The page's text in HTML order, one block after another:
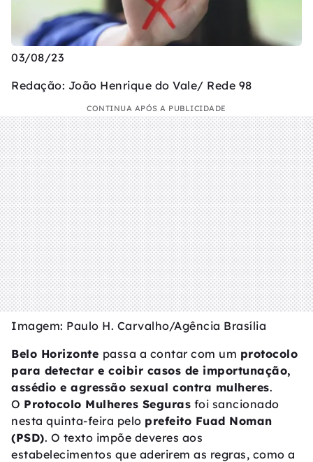
03/08/23
Redação: João Henrique do Vale/ Rede 98
CONTINUA APÓS A PUBLICIDADE
Imagem: Paulo H. Carvalho/Agência Brasília
Belo Horizonte passa a contar com um protocolo
para detectar e coibir casos de importunação,
assédio e agressão sexual contra mulheres.
O Protocolo Mulheres Seguras foi sancionado
nesta quinta-feira pelo prefeito Fuad Noman
(PSD). O texto impõe deveres aos
estabelecimentos que aderirem as regras, como a